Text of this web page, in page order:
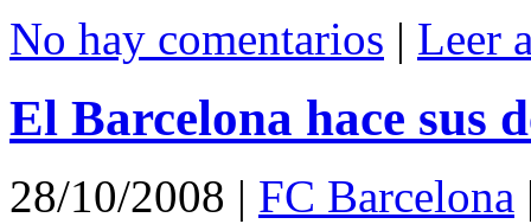
No hay comentarios | Leer
El Barcelona hace sus
28/10/2008 | FC Barcelona